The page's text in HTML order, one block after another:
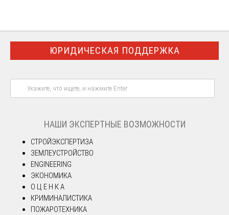
ЮРИДИЧЕСКАЯ ПОДДЕРЖКА
НАШИ ЭКСПЕРТНЫЕ ВОЗМОЖНОСТИ
СТРОЙЭКСПЕРТИЗА
ЗЕМЛЕУСТРОЙСТВО
ENGINEERING
ЭКОНОМИКА
О Ц Е Н К А
КРИМИНАЛИСТИКА
ПОЖАРОТЕХНИКА